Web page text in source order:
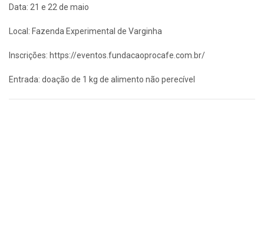
Data: 21 e 22 de maio
Local: Fazenda Experimental de Varginha
Inscrições: https://eventos.fundacaoprocafe.com.br/
Entrada: doação de 1 kg de alimento não perecível